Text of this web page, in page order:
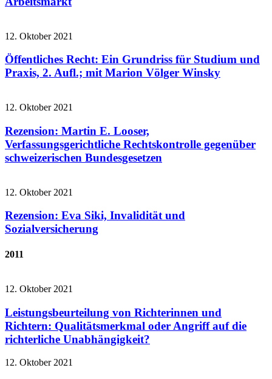
12. Oktober 2021
Öffentliches Recht: Ein Grundriss für Studium und
Praxis, 2. Aufl.; mit Marion Völger Winsky
12. Oktober 2021
Rezension: Martin E. Looser,
Verfassungsgerichtliche Rechtskontrolle gegenüber
schweizerischen Bundesgesetzen
12. Oktober 2021
Rezension: Eva Siki, Invalidität und
Sozialversicherung
2011
12. Oktober 2021
Leistungsbeurteilung von Richterinnen und
Richtern: Qualitätsmerkmal oder Angriff auf die
richterliche Unabhängigkeit?
12. Oktober 2021